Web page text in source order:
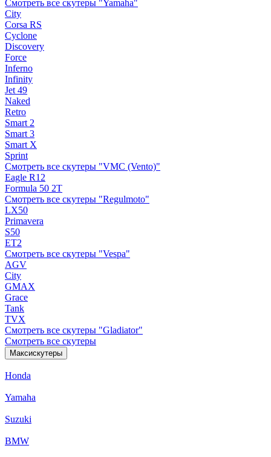
Смотреть все скутеры "Yamaha"
City
Corsa RS
Cyclone
Discovery
Force
Inferno
Infinity
Jet 49
Naked
Retro
Smart 2
Smart 3
Smart X
Sprint
Смотреть все скутеры "VMC (Vento)"
Eagle R12
Formula 50 2Т
Смотреть все скутеры "Regulmoto"
LX50
Primavera
S50
ET2
Смотреть все скутеры "Vespa"
AGV
City
GMAX
Grace
Tank
TVX
Смотреть все скутеры "Gladiator"
Смотреть все скутеры
Максискутеры
Honda
Yamaha
Suzuki
BMW